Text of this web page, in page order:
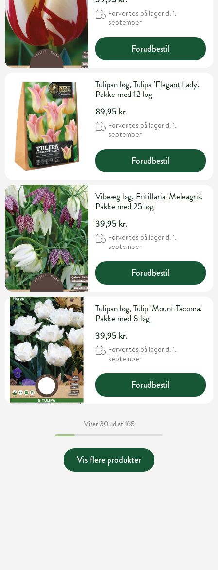
Forventes på lager d. 1.
september
Forudbestil
Tulipan løg, Tulipa 'Elegant Lady'.
Pakke med 12 løg
89,95 kr.
Forventes på lager d. 1.
september
Forudbestil
Vibeæg løg, Fritillaria 'Meleagris'.
Pakke med 25 løg
39,95 kr.
Forventes på lager d. 1.
september
Forudbestil
Tulipan løg, Tulip 'Mount Tacoma'.
Pakke med 8 løg
39,95 kr.
Forventes på lager d. 1.
september
Forudbestil
Viser 30 ud af 165
Vis flere produkter